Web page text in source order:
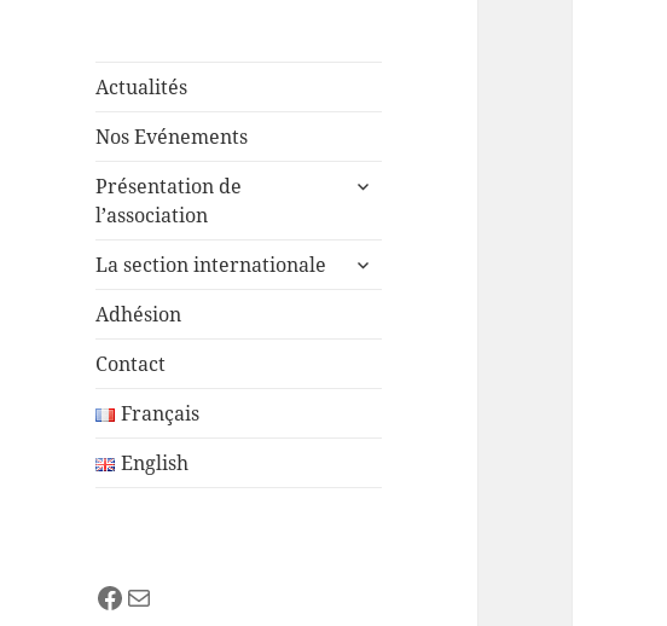
Actualités
Nos Evénements
Présentation de
l’association
ouvrir
menu
La section internationale
ouvrir
Adhésion
Contact
Français
English
Facebook
E-mail